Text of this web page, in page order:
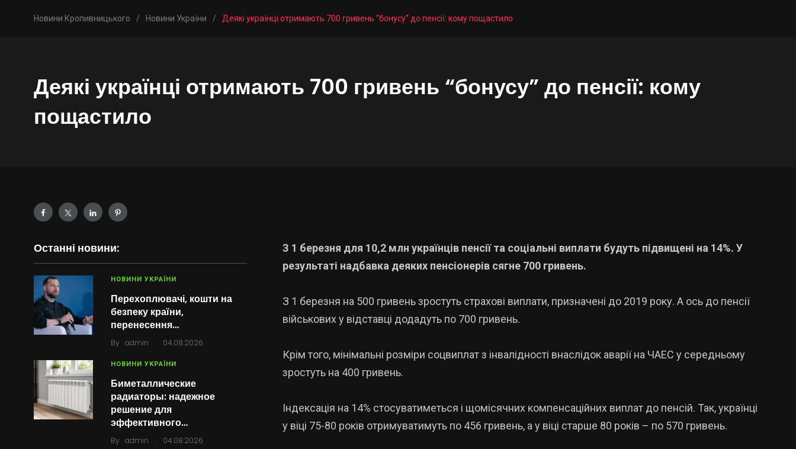
Новини Кропивницького / Новини України / Деякі українці отримають 700 гривень “бонусу” до пенсії: кому пощастило
Деякі українці отримають 700 гривень “бонусу” до пенсії: кому
пощастило
Останні новини:
НОВИНИ УКРАЇНИ
Перехоплювачі, кошти на
безпеку країни,
перенесення…
By admin . 04.08.2026
НОВИНИ УКРАЇНИ
Биметаллические
радиаторы: надежное
решение для
эффективного…
By admin . 04.08.2026
З 1 березня для 10,2 млн українців пенсії та соціальні виплати будуть підвищені на 14%. У
результаті надбавка деяких пенсіонерів сягне 700 гривень.
З 1 березня на 500 гривень зростуть страхові виплати, призначені до 2019 року. А ось до пенсії
військових у відставці додадуть по 700 гривень.
Крім того, мінімальні розміри соцвиплат з інвалідності внаслідок аварії на ЧАЕС у середньому
зростуть на 400 гривень.
Індексація на 14% стосуватиметься і щомісячних компенсаційних виплат до пенсій. Так, українці
у віці 75-80 років отримуватимуть по 456 гривень, а у віці старше 80 років – по 570 гривень.